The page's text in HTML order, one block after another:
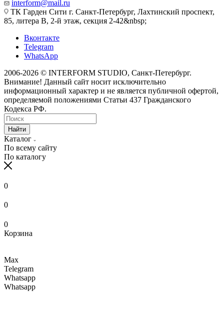
interform@mail.ru
ТК Гарден Сити г. Санкт-Петербург, Лахтинский проспект,
85, литера В, 2-й этаж, секция 2-42&nbsp;
Вконтакте
Telegram
WhatsApp
2006-2026 © INTERFORM STUDIO, Санкт-Петербург.
Внимание! Данный сайт носит исключительно
информационный характер и не является публичной офертой,
определяемой положениями Статьи 437 Гражданского
Кодекса РФ.
Найти
Каталог
По всему сайту
По каталогу
0
0
0
Корзина
Max
Telegram
Whatsapp
Whatsapp